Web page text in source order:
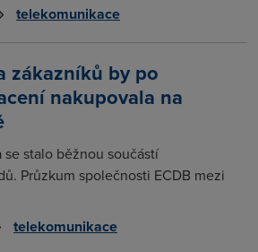
telekomunikace
zákazníků by po
nakupovala na
stalo běžnou součástí
Průzkum společnosti ECDB mezi
telekomunikace